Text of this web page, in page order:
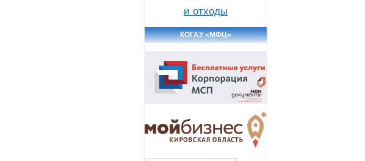
и отходы
КОГАУ «МФЦ»